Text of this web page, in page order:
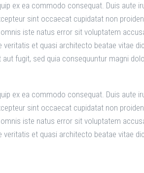
ex ea commodo consequat. Duis aute
sint occaecat cupidatat non
iste natus error sit voluptatem
veritatis et quasi architecto beatae vitae
fugit, sed quia consequuntur magni
ex ea commodo consequat. Duis aute
sint occaecat cupidatat non
iste natus error sit voluptatem
veritatis et quasi architecto beatae vitae